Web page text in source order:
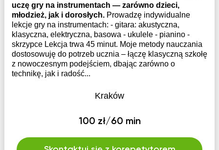
uczę gry na instrumentach — zarówno dzieci,
młodzież, jak i dorosłych. Prowadzę indywidualne
lekcje gry na instrumentach: - gitara: akustyczna,
klasyczna, elektryczna, basowa - ukulele - pianino -
skrzypce Lekcja trwa 45 minut. Moje metody nauczania
dostosowuję do potrzeb ucznia – łączę klasyczną szkołę
z nowoczesnym podejściem, dbając zarówno o
technikę, jak i radość...
Kraków
100 zł/60 min